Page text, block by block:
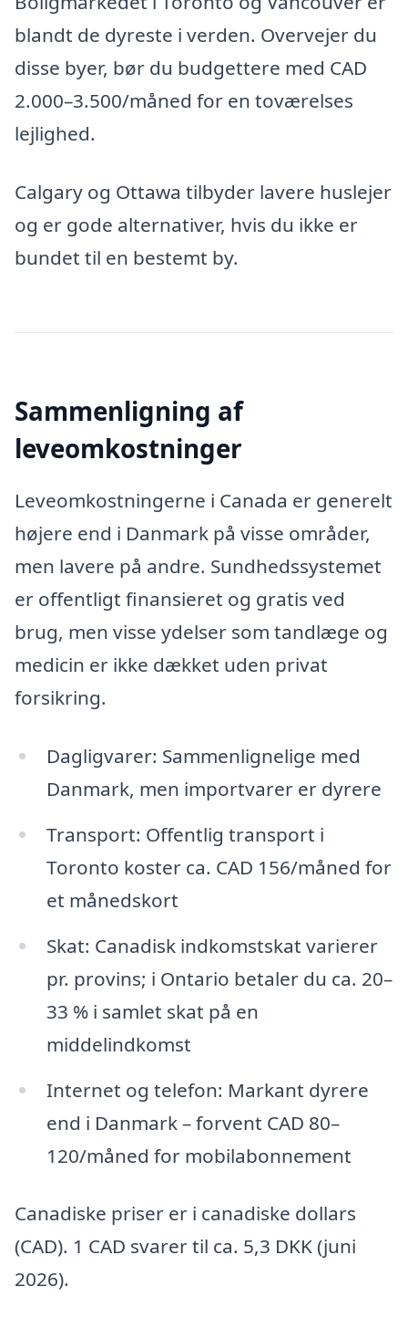
blandt de dyreste i verden. Overvejer du
disse byer, bør du budgettere med CAD
2.000–3.500/måned for en toværelses
lejlighed.
Calgary og Ottawa tilbyder lavere huslejer
og er gode alternativer, hvis du ikke er
bundet til en bestemt by.
Sammenligning af
leveomkostninger
Leveomkostningerne i Canada er generelt
højere end i Danmark på visse områder,
men lavere på andre. Sundhedssystemet
er offentligt finansieret og gratis ved
brug, men visse ydelser som tandlæge og
medicin er ikke dækket uden privat
forsikring.
Dagligvarer: Sammenlignelige med
Danmark, men importvarer er dyrere
Transport: Offentlig transport i
Toronto koster ca. CAD 156/måned for
et månedskort
Skat: Canadisk indkomstskat varierer
pr. provins; i Ontario betaler du ca. 20–
33 % i samlet skat på en
middelindkomst
Internet og telefon: Markant dyrere
end i Danmark – forvent CAD 80–
120/måned for mobilabonnement
Canadiske priser er i canadiske dollars
(CAD). 1 CAD svarer til ca. 5,3 DKK (juni
2026).